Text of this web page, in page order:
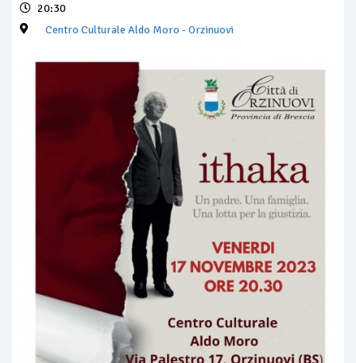
20:30
Centro Culturale Aldo Moro - Orzinuovi